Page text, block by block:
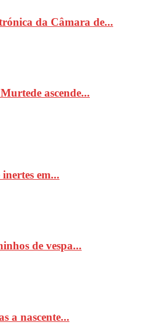
da Câmara de...
ascende...
em...
de vespa...
a nascente...